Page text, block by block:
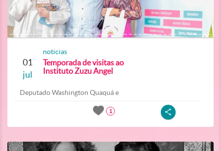
01
jul
noticias
Temporada de visitas ao
Instituto Zuzu Angel
Deputado Washington Quaquá e
1